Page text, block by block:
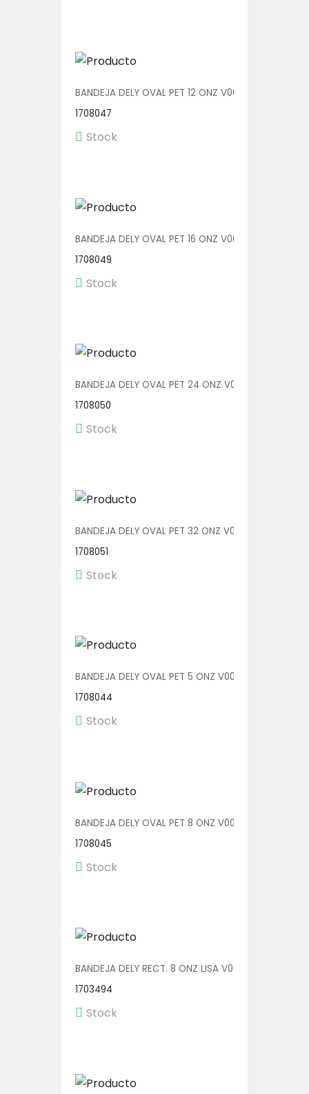
BANDEJA DELY OVAL PET 12 ONZ V00511/P 1/400
1708047
Stock
BANDEJA DELY OVAL PET 16 ONZ V00512/P 1/500
1708049
Stock
BANDEJA DELY OVAL PET 24 ONZ V00513/P 1/300
1708050
Stock
BANDEJA DELY OVAL PET 32 ONZ V00514/P 1/200
1708051
Stock
BANDEJA DELY OVAL PET 5 ONZ V00510/AP 1/600
1708044
Stock
BANDEJA DELY OVAL PET 8 ONZ V00510/P 1/600
1708045
Stock
BANDEJA DELY RECT. 8 ONZ LISA V00571/P 1/600
1703494
Stock